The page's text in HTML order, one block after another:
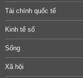
Tài chính quốc tế
Kinh tế số
Sống
Xã hội